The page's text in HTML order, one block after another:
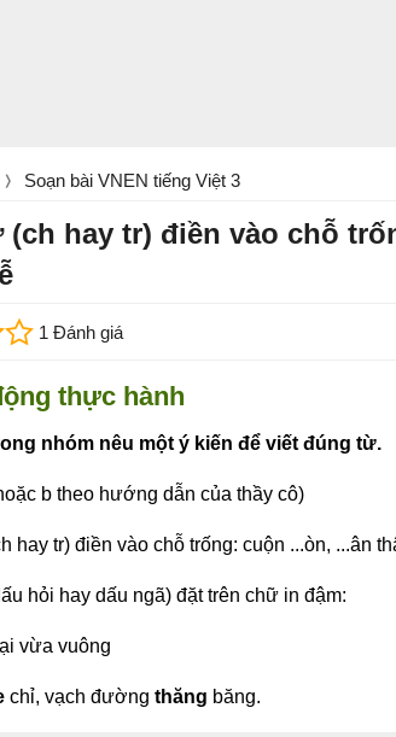
Soạn bài VNEN tiếng Việt 3
(ch hay tr) điền vào chỗ
1 Đánh giá
thực hành
nhóm nêu một ý kiến để viết đúng từ.
b theo hướng dẫn của thầy cô)
hay tr) điền vào chỗ trống: cuộn ...òn, ...ân
hỏi hay dấu ngã) đặt trên chữ in đậm:
vừa vuông
chỉ, vạch đường thăng băng.